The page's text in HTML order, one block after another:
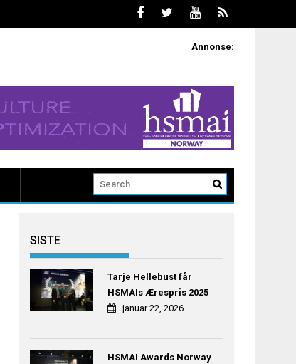
Annonse:
SISTE
Tarje Hellebust får
HSMAIs Ærespris 2025
januar 22, 2026
HSMAI Awards Norway